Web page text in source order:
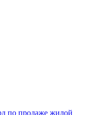
по продаже жилой